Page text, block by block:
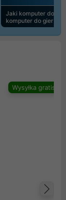
Jaki komputer do
komputer do gier |
Wysyłka gratis